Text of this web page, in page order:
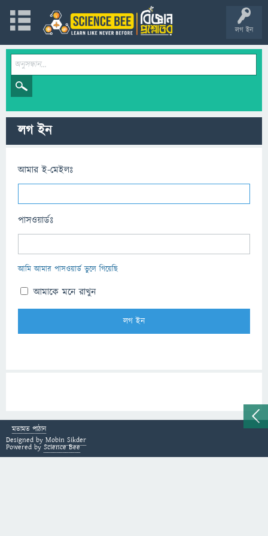
লগ ইন
লগ ইন
আমার ই-মেইলঃ
পাসওয়ার্ডঃ
আমি আমার পাসওয়ার্ড ভুলে গিয়েছি
আমাকে মনে রাখুন
মতামত পাঠান
Designed by Mobin Sikder
Powered by Science Bee